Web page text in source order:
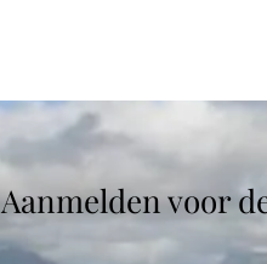
Aanmelden voor